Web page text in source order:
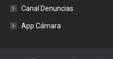
Canal Denuncias
App Cámara